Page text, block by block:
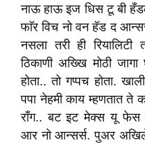
नाऊ हाऊ इज धिस टू बी
फाॅर विच नो वन हॅड द
नसला तरी ही रियालिटी
ठिकाणी अख्खि मोठी
होता.. तो गप्पच होता.
पपा नेहमी काय म्हणतात
राँग.. बट इट मेक्स यू फेस
आर नो आन्सर्स. पुअर